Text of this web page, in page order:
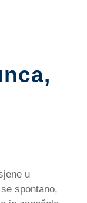
u
spontano,